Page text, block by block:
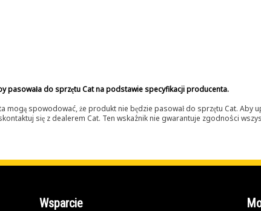
pasowała do sprzętu Cat na podstawie specyfikacji producenta.
mogą spowodować, że produkt nie będzie pasował do sprzętu Cat. Aby
się z dealerem Cat. Ten wskaźnik nie gwarantuje zgodności
Wsparcie